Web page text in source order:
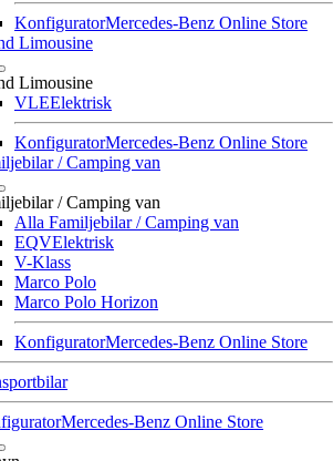
KonfiguratorMercedes-Benz Online Store
Limousine
Limousine
VLEElektrisk
KonfiguratorMercedes-Benz Online Store
/ Camping van
/ Camping van
Alla Familjebilar / Camping van
EQVElektrisk
V-Klass
Marco Polo
Marco Polo Horizon
KonfiguratorMercedes-Benz Online Store
Mercedes-Benz Online Store